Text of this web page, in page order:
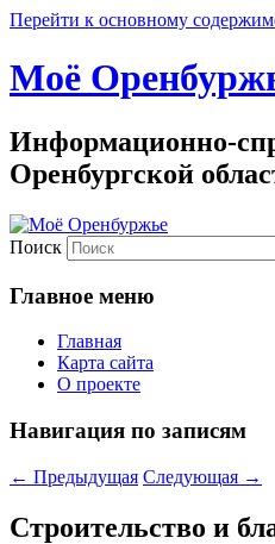
Перейти к основному
Моё
Информационно-
Оренбургской
Поиск
Главное меню
Главная
Карта сайта
О проекте
Навигация по записям
← Предыдущая Следующая →
Строительство и